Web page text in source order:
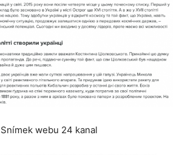
Snímek webu 24 kanal